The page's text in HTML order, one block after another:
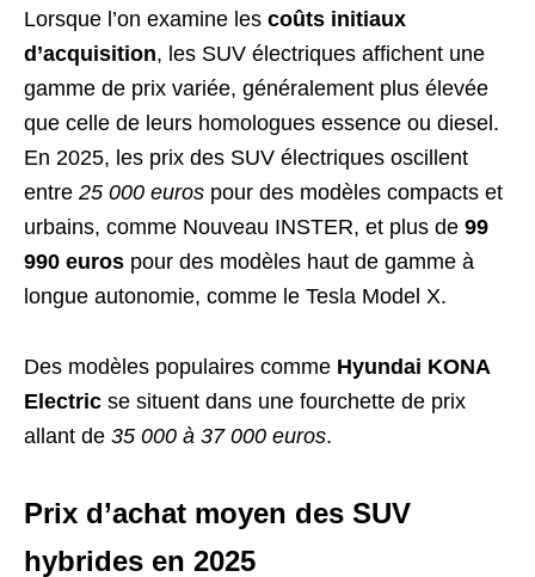
Lorsque l’on examine les coûts initiaux
d’acquisition, les SUV électriques affichent une
gamme de prix variée, généralement plus élevée
que celle de leurs homologues essence ou diesel.
En 2025, les prix des SUV électriques oscillent
entre 25 000 euros pour des modèles compacts et
urbains, comme Nouveau INSTER, et plus de 99
990 euros pour des modèles haut de gamme à
longue autonomie, comme le Tesla Model X.
Des modèles populaires comme Hyundai KONA
Electric se situent dans une fourchette de prix
allant de 35 000 à 37 000 euros.
Prix d’achat moyen des SUV
hybrides en 2025